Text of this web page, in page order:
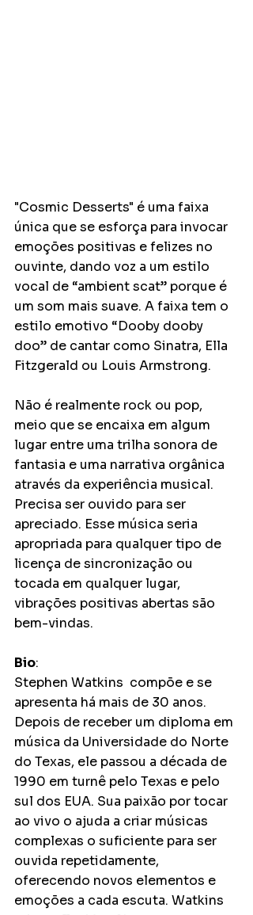
"Cosmic Desserts" é uma faixa
única que se esforça para invocar
emoções positivas e felizes no
ouvinte, dando voz a um estilo
vocal de “ambient scat” porque é
um som mais suave. A faixa tem o
estilo emotivo “Dooby dooby
doo” de cantar como Sinatra, Ella
Fitzgerald ou Louis Armstrong.
Não é realmente rock ou pop,
meio que se encaixa em algum
lugar entre uma trilha sonora de
fantasia e uma narrativa orgânica
através da experiência musical.
Precisa ser ouvido para ser
apreciado. Esse música seria
apropriada para qualquer tipo de
licença de sincronização ou
tocada em qualquer lugar,
vibrações positivas abertas são
bem-vindas.
Bio:
Stephen Watkins  compõe e se
apresenta há mais de 30 anos.
Depois de receber um diploma em
música da Universidade do Norte
do Texas, ele passou a década de
1990 em turnê pelo Texas e pelo
sul dos EUA. Sua paixão por tocar
ao vivo o ajuda a criar músicas
complexas o suficiente para ser
ouvida repetidamente,
oferecendo novos elementos e
emoções a cada escuta. Watkins